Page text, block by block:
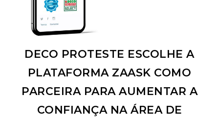
DECO PROTESTE ESCOLHE A
PLATAFORMA ZAASK COMO
PARCEIRA PARA AUMENTAR A
CONFIANÇA NA ÁREA DE